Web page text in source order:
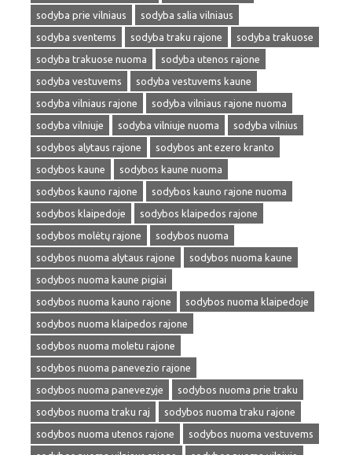
sodyba prie vilniaus
sodyba salia vilniaus
sodyba sventems
sodyba traku rajone
sodyba trakuose
sodyba trakuose nuoma
sodyba utenos rajone
sodyba vestuvems
sodyba vestuvems kaune
sodyba vilniaus rajone
sodyba vilniaus rajone nuoma
sodyba vilniuje
sodyba vilniuje nuoma
sodyba vilnius
sodybos alytaus rajone
sodybos ant ezero kranto
sodybos kaune
sodybos kaune nuoma
sodybos kauno rajone
sodybos kauno rajone nuoma
sodybos klaipedoje
sodybos klaipedos rajone
sodybos molėtų rajone
sodybos nuoma
sodybos nuoma alytaus rajone
sodybos nuoma kaune
sodybos nuoma kaune pigiai
sodybos nuoma kauno rajone
sodybos nuoma klaipedoje
sodybos nuoma klaipedos rajone
sodybos nuoma moletu rajone
sodybos nuoma panevezio rajone
sodybos nuoma panevezyje
sodybos nuoma prie traku
sodybos nuoma traku raj
sodybos nuoma traku rajone
sodybos nuoma utenos rajone
sodybos nuoma vestuvems